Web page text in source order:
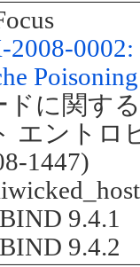
0002:
ドに関す
エントロ
1447)
9.4.1
9.4.2